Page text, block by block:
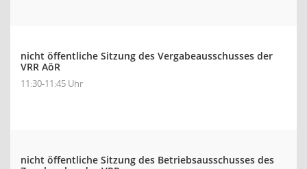
nicht öffentliche Sitzung des Vergabeausschusses der
VRR AöR
11:30-11:45 Uhr
nicht öffentliche Sitzung des Betriebsausschusses des